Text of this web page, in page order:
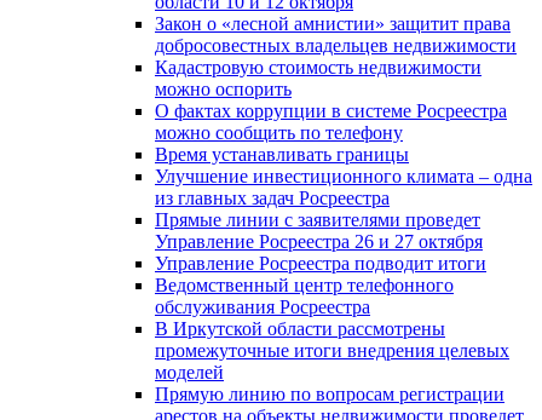
Закон о «лесной амнистии» защитит права
добросовестных владельцев недвижимости
Кадастровую стоимость недвижимости
можно оспорить
О фактах коррупции в системе Росреестра
можно сообщить по телефону
Время устанавливать границы
Улучшение инвестиционного климата – одна
из главных задач Росреестра
Прямые линии с заявителями проведет
Управление Росреестра 26 и 27 октября
Управление Росреестра подводит итоги
Ведомственный центр телефонного
обслуживания Росреестра
В Иркутской области рассмотрены
промежуточные итоги внедрения целевых
моделей
Прямую линию по вопросам регистрации
арестов на объекты недвижимости проведет